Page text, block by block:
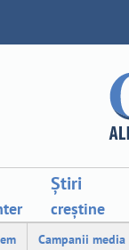
Știri
creștine
Campanii media